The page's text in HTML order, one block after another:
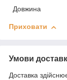
Довжина
Приховати
Умови
Доставка